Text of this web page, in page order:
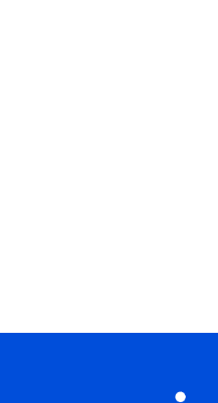
Informations utiles